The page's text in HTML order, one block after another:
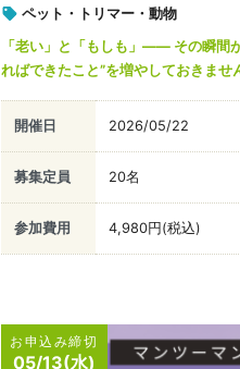
ペット・トリマー・動物
「老い」と「もしも」—— その瞬間
ればできたこと”を増やしておきませ
開催日 2026/05/22
募集定員 20名
参加費用 4,980円(税込)
お申込み締切
05/13(水)